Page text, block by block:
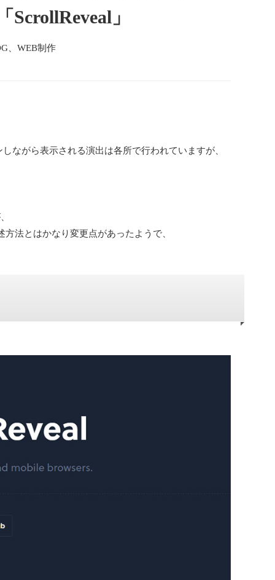
」
、WEB制作
ながら表示される演出は各所で行われていますが、
法とはかなり変更点があったようで、